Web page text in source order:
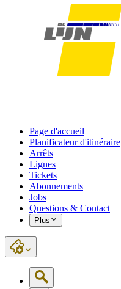
Page d'accueil
Planificateur d'itinéraire
Arrêts
Lignes
Tickets
Abonnements
Jobs
Questions & Contact
Plus